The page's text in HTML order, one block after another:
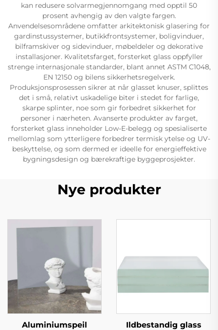
kan redusere solvarmegjennomgang med opptil 50
prosent avhengig av den valgte fargen.
Anvendelsesområdene omfatter arkitektonisk glasering for
gardinstussystemer, butikkfrontsystemer, boligvinduer,
bilframskiver og sidevinduer, møbeldeler og dekorative
installasjoner. Kvalitetsfarget, forsterket glass oppfyller
strenge internasjonale standarder, blant annet ASTM C1048,
EN 12150 og bilens sikkerhetsregelverk.
Produksjonsprosessen sikrer at når glasset knuser, splittes
det i små, relativt uskadelige biter i stedet for farlige,
skarpe splinter, noe som gir forbedret sikkerhet for
personer i nærheten. Avanserte produkter av farget,
forsterket glass inneholder Low-E-belegg og spesialiserte
mellomlag som ytterligere forbedrer termisk ytelse og UV-
beskyttelse, og som dermed er ideelle for energieffektive
bygningsdesign og bærekraftige byggeprosjekter.
Nye produkter
Aluminiumspeil Ildbestandig glass